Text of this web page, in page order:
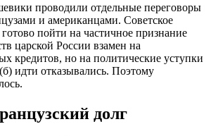
проводили отдельные переговоры
и американцами. Советское
пойти на частичное признание
царской России взамен на
кредитов, но на политические уступки
идти отказывались. Поэтому
долг